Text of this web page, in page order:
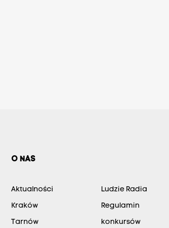
O NAS
Aktualności
Kraków
Tarnów
Ludzie Radia
Regulamin
konkursów